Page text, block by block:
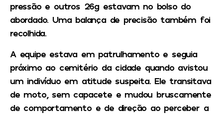
pressão e outros 26g estavam no bolso do
abordado. Uma balança de precisão também foi
recolhida.
A equipe estava em patrulhamento e seguia
próximo ao cemitério da cidade quando avistou
um indivíduo em atitude suspeita. Ele transitava
de moto, sem capacete e mudou bruscamente
de comportamento e de direção ao perceber a